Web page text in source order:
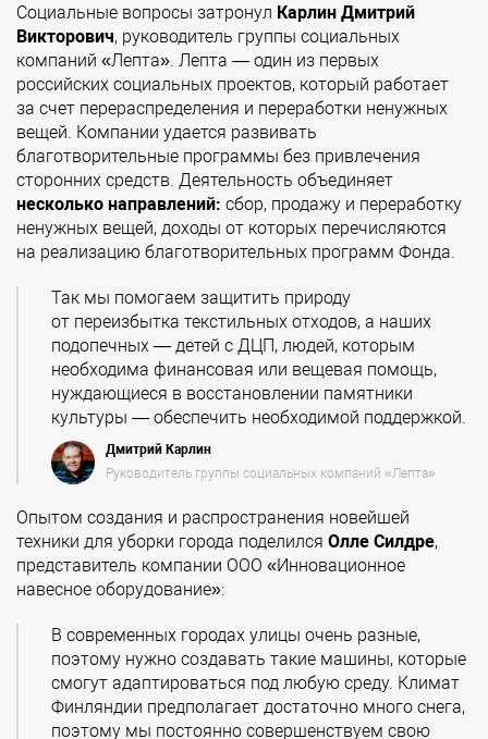
Социальные вопросы затронул Карлин Дмитрий
Викторович, руководитель группы социальных
компаний «Лепта». Лепта — один из первых
российских социальных проектов, который работает
за счет перераспределения и переработки ненужных
вещей. Компании удается развивать
благотворительные программы без привлечения
сторонних средств. Деятельность объединяет
несколько направлений: сбор, продажу и переработку
ненужных вещей, доходы от которых перечисляются
на реализацию благотворительных программ Фонда.
Так мы помогаем защитить природу
от переизбытка текстильных отходов, а наших
подопечных — детей с ДЦП, людей, которым
необходима финансовая или вещевая помощь,
нуждающиеся в восстановлении памятники
культуры — обеспечить необходимой поддержкой.
Дмитрий Карлин
Руководитель группы социальных компаний «Лепта»
Опытом создания и распространения новейшей
техники для уборки города поделился Олле Силдре,
представитель компании ООО «Инновационное
навесное оборудование»:
В современных городах улицы очень разные,
поэтому нужно создавать такие машины, которые
смогут адаптироваться под любую среду. Климат
Финляндии предполагает достаточно много снега,
поэтому мы постоянно совершенствуем свою